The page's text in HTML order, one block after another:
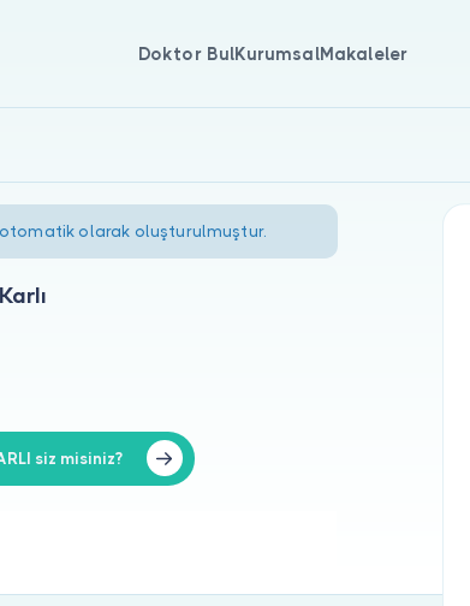
Doktor BulKurumsalMakaleler
olarak oluşturulmuştur.
siz misiniz?